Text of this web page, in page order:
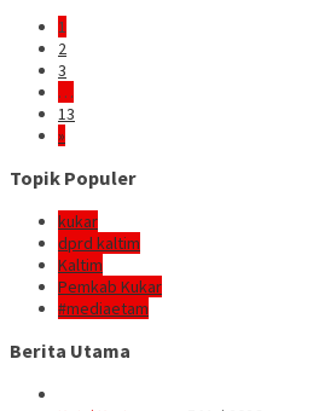
1
2
3
…
13
»
Topik Populer
kukar
dprd kaltim
Kaltim
Pemkab Kukar
#mediaetam
Berita Utama